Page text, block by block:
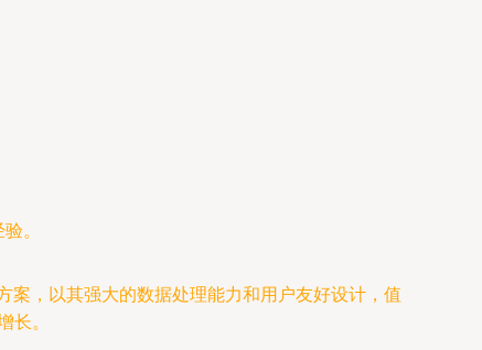
。
案，以其强大的数据处理能力和用户友好设计，值
长。